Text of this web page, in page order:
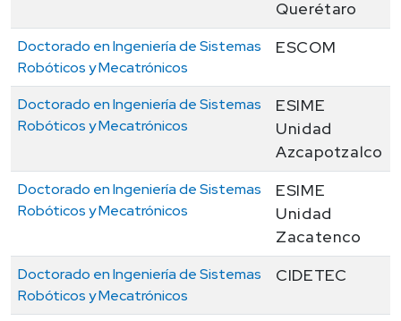
Querétaro
Doctorado en Ingeniería de Sistemas
Robóticos y Mecatrónicos
ESCOM
Doctorado en Ingeniería de Sistemas
Robóticos y Mecatrónicos
ESIME
Unidad
Azcapotzalco
Doctorado en Ingeniería de Sistemas
Robóticos y Mecatrónicos
ESIME
Unidad
Zacatenco
Doctorado en Ingeniería de Sistemas
Robóticos y Mecatrónicos
CIDETEC